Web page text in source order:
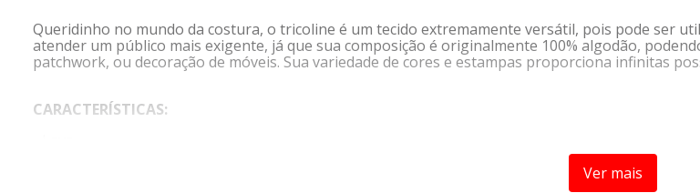
Queridinho no mundo da costura, o tricoline é um tecido extremamente versátil, pois pode ser
atender um público mais exigente, já que sua composição é originalmente 100% algodão,
patchwork, ou decoração de móveis. Sua variedade de cores e estampas proporciona infinitas
CARACTERÍSTICAS:
Ver mais